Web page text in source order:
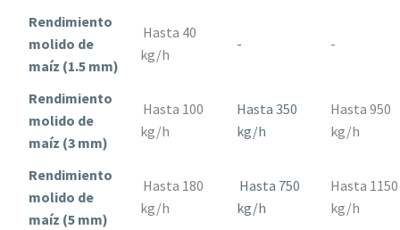
Rendimiento
molido de
maíz (1.5 mm)
Hasta 40
kg/h
- -
Rendimiento
molido de
maíz (3 mm)
Hasta 100
kg/h
Hasta 350
kg/h
Hasta 950
kg/h
Rendimiento
molido de
maíz (5 mm)
Hasta 180
kg/h
Hasta 750
kg/h
Hasta 1150
kg/h